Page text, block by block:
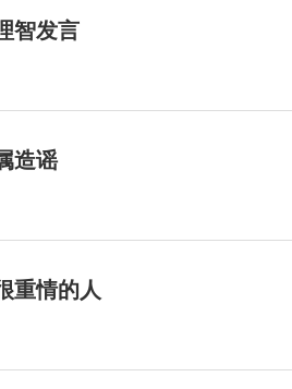
智发言
造谣
重情的人